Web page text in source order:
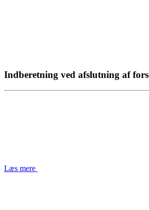
Indberetning ved afslutning af
Læs mere